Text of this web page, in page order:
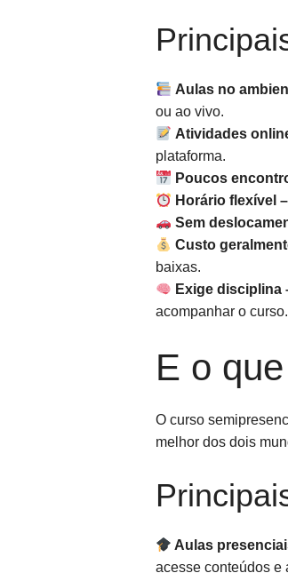
Aulas no
ou ao vivo.
Atividades
plataforma.
Poucos
Horário flexível –
Sem
Custo
baixas.
Exige disciplina
acompanhar o curso.
E o
O curso
melhor dos dois
Aulas
acesse conteúdos e